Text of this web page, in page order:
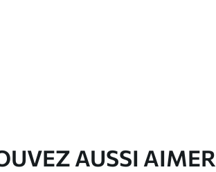
AUSSI AIMER